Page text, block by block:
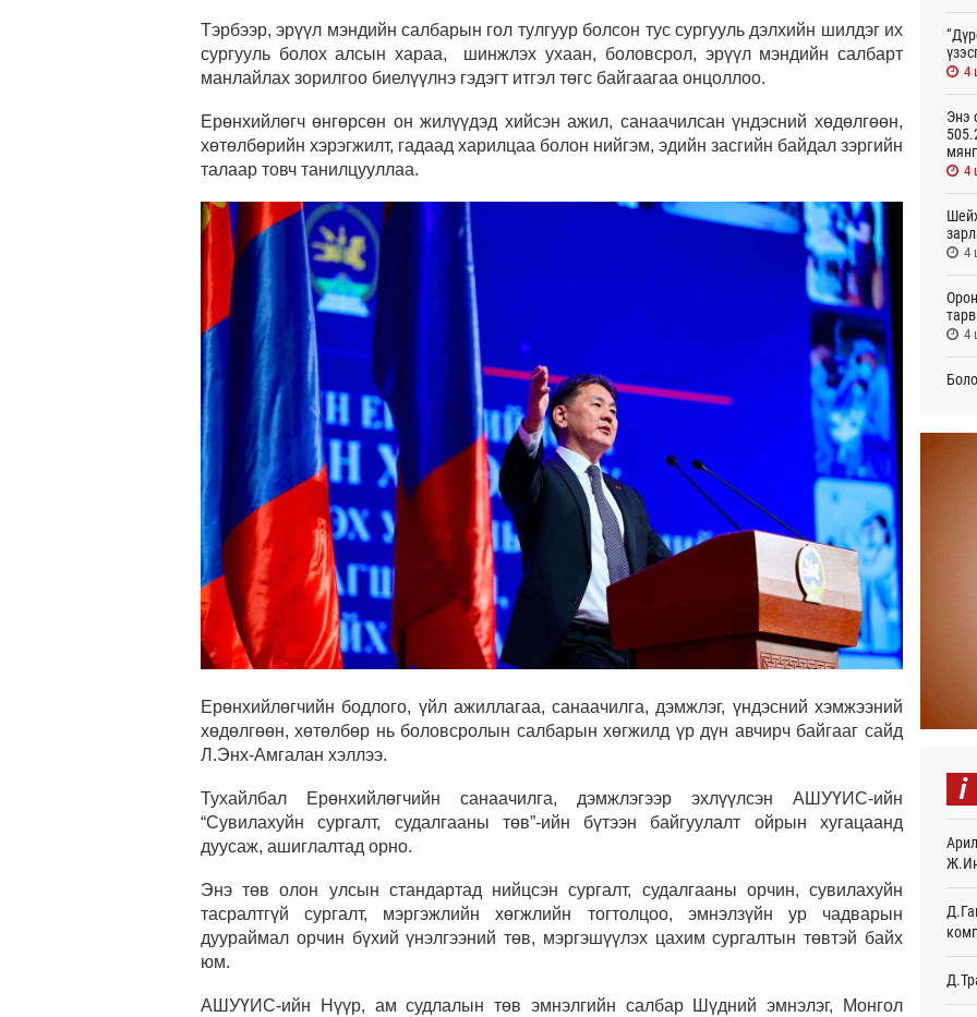
Тэрбээр, эрүүл мэндийн салбарын гол тулгуур болсон тус сургууль дэлхийн шилдэг их
сургууль болох алсын хараа, шинжлэх ухаан, боловсрол, эрүүл мэндийн салбарт
манлайлах зорилгоо биелүүлнэ гэдэгт итгэл төгс байгаагаа онцоллоо.
Ерөнхийлөгч өнгөрсөн он жилүүдэд хийсэн ажил, санаачилсан үндэсний хөдөлгөөн,
хөтөлбөрийн хэрэгжилт, гадаад харилцаа болон нийгэм, эдийн засгийн байдал зэргийн
талаар товч танилцууллаа.
Ерөнхийлөгчийн бодлого, үйл ажиллагаа, санаачилга, дэмжлэг, үндэсний хэмжээний
хөдөлгөөн, хөтөлбөр нь боловсролын салбарын хөгжилд үр дүн авчирч байгааг сайд
Л.Энх-Амгалан хэллээ.
Тухайлбал Ерөнхийлөгчийн санаачилга, дэмжлэгээр эхлүүлсэн АШУҮИС-ийн
“Сувилахуйн сургалт, судалгааны төв”-ийн бүтээн байгуулалт ойрын хугацаанд
дуусаж, ашиглалтад орно.
Энэ төв олон улсын стандартад нийцсэн сургалт, судалгааны орчин, сувилахуйн
тасралтгүй сургалт, мэргэжлийн хөгжлийн тогтолцоо, эмнэлзүйн ур чадварын
дуураймал орчин бүхий үнэлгээний төв, мэргэшүүлэх цахим сургалтын төвтэй байх
юм.
АШУҮИС-ийн Нүүр, ам судлалын төв эмнэлгийн салбар Шүдний эмнэлэг, Монгол
4
Энэ
4
4
4
4
9
9
i